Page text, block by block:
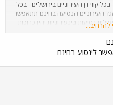
קווי דן העירוניים בירושלים - בכל
אגד העירוניים הנסיעה בחינם תתאפשר
הפעילות נסיעות בינעירוניות יהיו כרוכות
ישראל כרוכות בתשלום שתהיה
להרחיב...
לינסוע בחינם